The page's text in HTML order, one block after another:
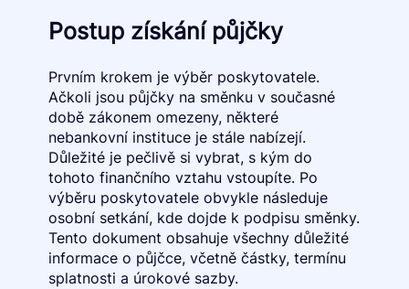
Postup získání půjčky
Prvním krokem je výběr poskytovatele.
Ačkoli jsou půjčky na směnku v současné
době zákonem omezeny, některé
nebankovní instituce je stále nabízejí.
Důležité je pečlivě si vybrat, s kým do
tohoto finančního vztahu vstoupíte. Po
výběru poskytovatele obvykle následuje
osobní setkání, kde dojde k podpisu směnky.
Tento dokument obsahuje všechny důležité
informace o půjčce, včetně částky, termínu
splatnosti a úrokové sazby.